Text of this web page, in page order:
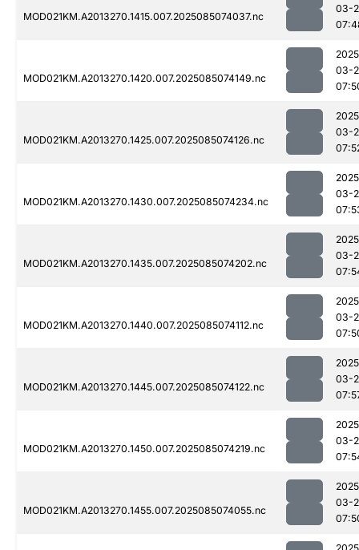
MOD021KM.A2013270.1415.007.2025085074037.nc
03-
MOD021KM.A2013270.1420.007.2025085074149.nc
03-
MOD021KM.A2013270.1425.007.2025085074126.nc
03-
MOD021KM.A2013270.1430.007.2025085074234.nc
03-
MOD021KM.A2013270.1435.007.2025085074202.nc
03-
MOD021KM.A2013270.1440.007.2025085074112.nc
03-
MOD021KM.A2013270.1445.007.2025085074122.nc
03-
MOD021KM.A2013270.1450.007.2025085074219.nc
03-
MOD021KM.A2013270.1455.007.2025085074055.nc
03-